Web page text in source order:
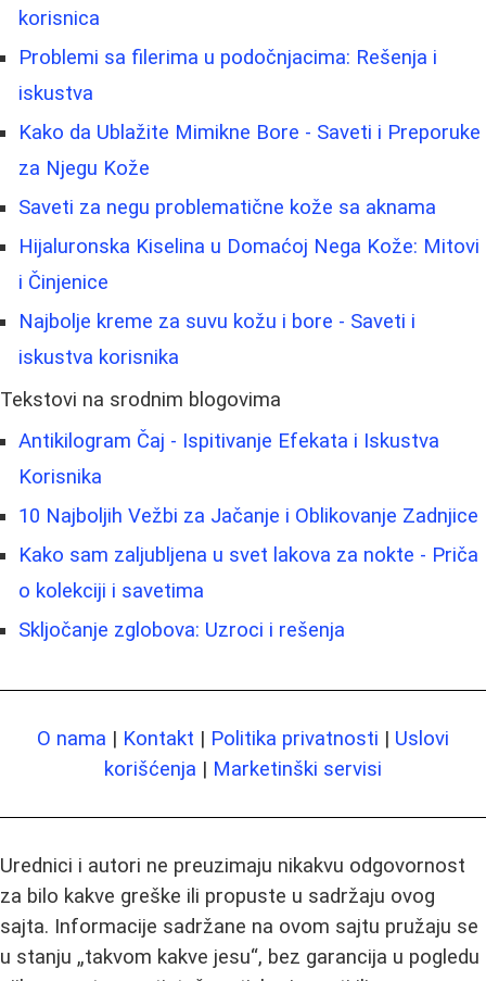
korisnica
Problemi sa filerima u podočnjacima: Rešenja i
iskustva
Kako da Ublažite Mimikne Bore - Saveti i Preporuke
za Njegu Kože
Saveti za negu problematične kože sa aknama
Hijaluronska Kiselina u Domaćoj Nega Kože: Mitovi
i Činjenice
Najbolje kreme za suvu kožu i bore - Saveti i
iskustva korisnika
Tekstovi na srodnim blogovima
Antikilogram Čaj - Ispitivanje Efekata i Iskustva
Korisnika
10 Najboljih Vežbi za Jačanje i Oblikovanje Zadnjice
Kako sam zaljubljena u svet lakova za nokte - Priča
o kolekciji i savetima
Skljočanje zglobova: Uzroci i rešenja
O nama | Kontakt | Politika privatnosti | Uslovi
korišćenja | Marketinški servisi
Urednici i autori ne preuzimaju nikakvu odgovornost
za bilo kakve greške ili propuste u sadržaju ovog
sajta. Informacije sadržane na ovom sajtu pružaju se
u stanju „takvom kakve jesu“, bez garancija u pogledu